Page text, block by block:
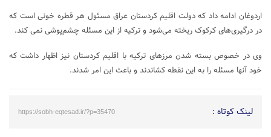
اردوغان ادامه داد که دولت اقلیم کردستان عراق مسئول هر قطره خونی است که
در درگیری‌های کرکوک ریخته می‌شود و ترکیه از این مسئله چشم‌پوشی نمی کند.
وی در خصوص بسته شدن مرزهای ترکیه با اقلیم کردستان نیز اظهار داشت که
خود آنها مسئله را به این نقطه کشاندند و باعث این امر شدند.
لینک کوتاه : https://sobh-eqtesad.ir/?p=35470